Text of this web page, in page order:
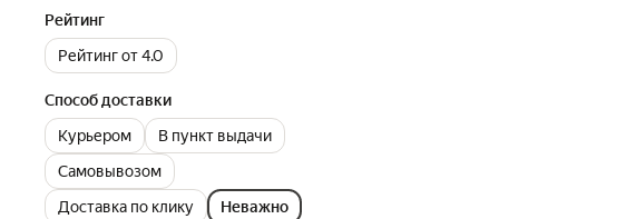
Рейтинг
Рейтинг от 4.0
Способ доставки
Курьером
В пункт выдачи
Самовывозом
Доставка по клику
Неважно